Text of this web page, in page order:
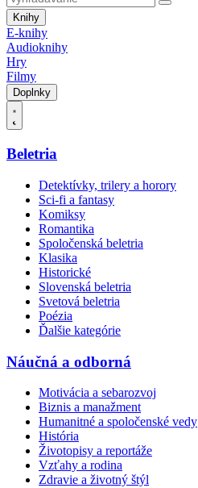
Knihy
E-knihy
Audioknihy
Hry
Filmy
Doplnky
Beletria
Detektívky, trilery a horory
Sci-fi a fantasy
Komiksy
Romantika
Spoločenská beletria
Klasika
Historické
Slovenská beletria
Svetová beletria
Poézia
Ďalšie kategórie
Náučná a odborná
Motivácia a sebarozvoj
Biznis a manažment
Humanitné a spoločenské vedy
História
Životopisy a reportáže
Vzťahy a rodina
Zdravie a životný štýl